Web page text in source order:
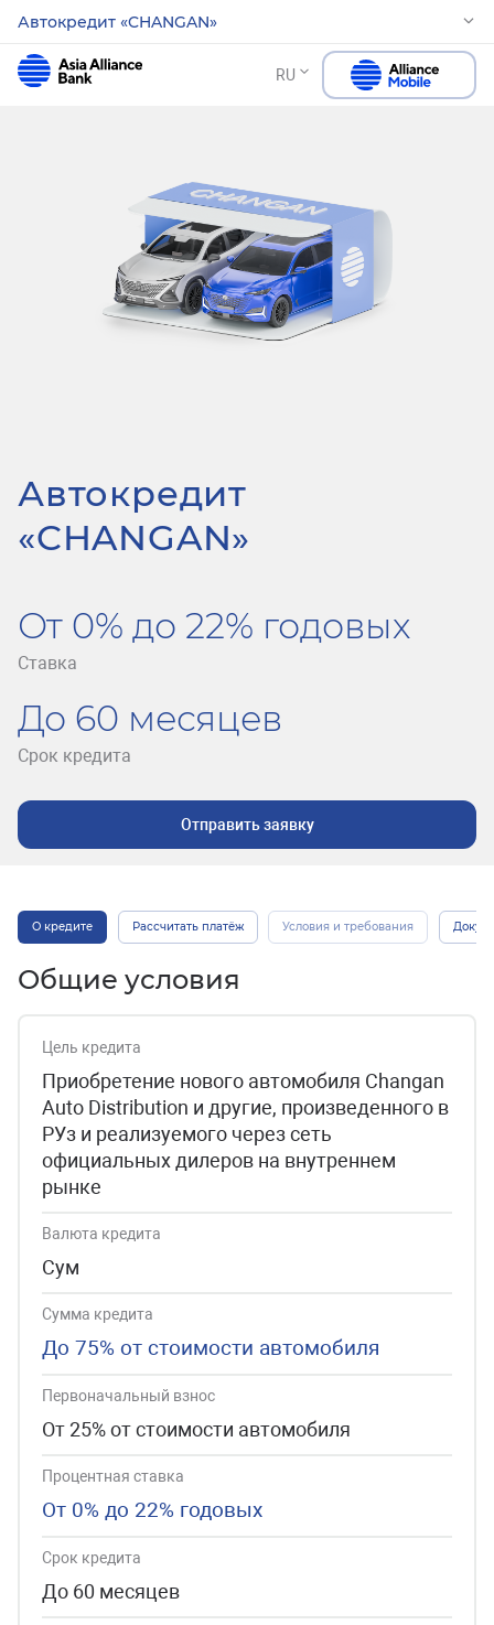
Автокредит «CHANGAN»
RU
Автокредит
«CHANGAN»
От 0% до 22% годовых
Ставка
До 60 месяцев
Срок кредита
Отправить заявку
О кредите Рассчитать платёж Условия и требования
Общие условия
Цель кредита
Приобретение нового автомобиля Changan
Auto Distribution и другие, произведенного в
РУз и реализуемого через сеть
официальных дилеров на внутреннем
рынке
Валюта кредита
Сум
Сумма кредита
До 75% от стоимости автомобиля
Первоначальный взнос
От 25% от стоимости автомобиля
Процентная ставка
От 0% до 22% годовых
Срок кредита
До 60 месяцев